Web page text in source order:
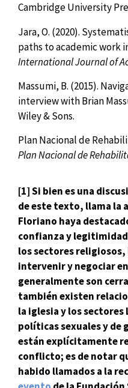
Cambridge University
Jara, O. (2020).
paths to academic work
International Journal of
Massumi, B. (2015).
interview with Brian
Wiley & Sons.
Plan Nacional de
Plan Nacional de
[1] Si bien es una
de este texto, llama la
Floriano haya
confianza y legitimidad
los sectores
intervenir y negociar
generalmente son
también existen
la iglesia y los sectores
políticas sexuales y de
están explícitamente
conflicto; es de notar
habido llamados a la